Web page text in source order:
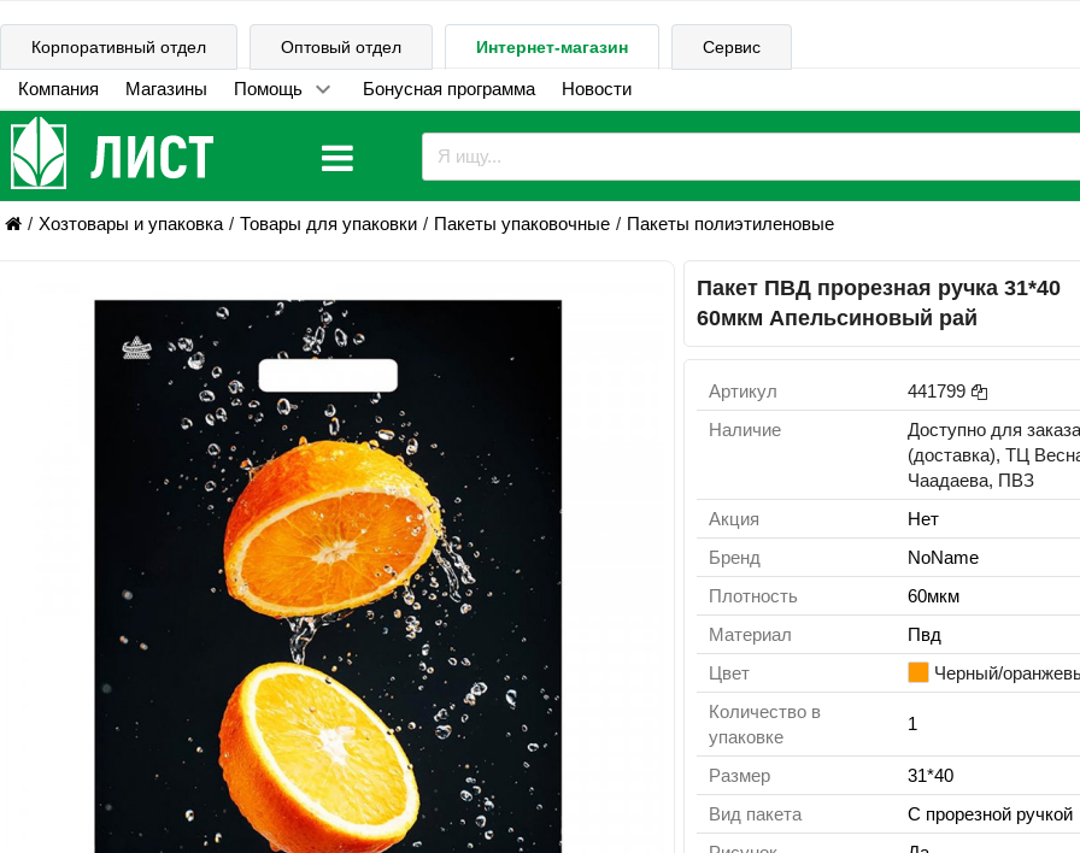
Корпоративный отдел Оптовый отдел Интернет-магазин Сервис
Компания Магазины Помощь Бонусная программа Новости
Хозтовары и упаковка Товары для упаковки Пакеты упаковочные Пакеты полиэтиленовые
Пакет ПВД прорезная ручка 31*40
60мкм Апельсиновый рай
Артикул
441799
Наличие
Доступно для
(доставка), ТЦ
Чаадаева, ПВЗ
Акция
Нет
Бренд
NoName
Плотность
60мкм
Материал
Пвд
Цвет
Черный/
Количество в
упаковке
1
Размер
31*40
Вид пакета
С прорезной ручкой